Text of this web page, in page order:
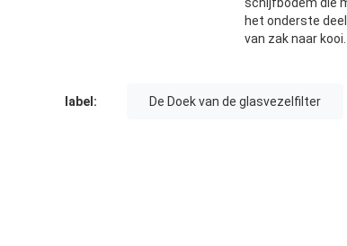
het onderste
van zak naar kooi.
label: De Doek van de glasvezelfilter